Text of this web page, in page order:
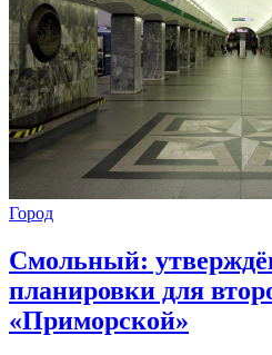
Город
Смольный:
планировки для
«Приморской»